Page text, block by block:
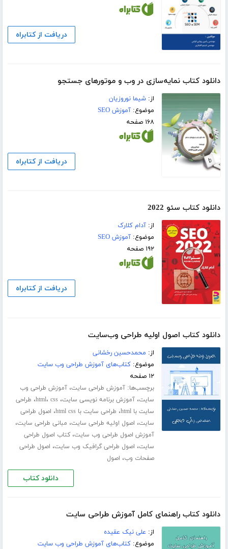
دریافت از کتابراه
دانلود کتاب نمایه‌سازی در وب و موتورهای جستجو
از:شیما نوروزیان
موضوع:آموزش SEO
۱۶۸ صفحه
دریافت از کتابراه
دانلود کتاب سئو 2022
از:آدام کلارک
موضوع:آموزش SEO
۱۹۲ صفحه
دریافت از کتابراه
دانلود کتاب اصول اولیه طراحی وب‌سایت
از: محمد‌حسین رخشانی
موضوع:کتاب‌های آموزش طراحی وب سایت
۱۲ صفحه
برچسب‌ها:آموزش طراحی سایت،آموزش طراحی وب
سایت،آموزش برنامه نویسی سایت، html، css ، طراحی
سایت با html
، طراحی سایت با html css ، اصول طراحی
سایت، اصول اولیه طراحی سایت، مبانی طراحی سایت،
آموزش اصول طراحی وب سایت،کتاب اصول طراحی
سایت، اصول طراحی گرافیک وب سایت، اصول طراحی
صفحات وب، اصول
دانلود کتاب
دانلود کتاب راهنمای کامل آموزش طراحی سایت
از: علی نیک عقیده
موضوع:کتاب‌های آموزش طراحی وب سایت